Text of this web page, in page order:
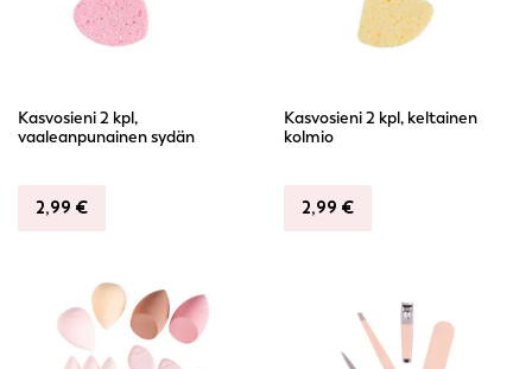
Kasvosieni 2 kpl,
vaaleanpunainen sydän
2,99 €
Kasvosieni 2 kpl, keltainen
kolmio
2,99 €